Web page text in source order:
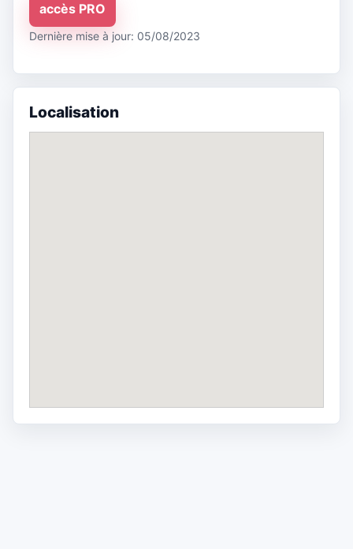
accès PRO
Dernière mise à jour: 05/08/2023
Localisation